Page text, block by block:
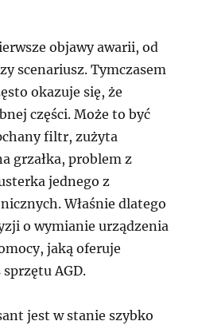
objawy awarii, od
scenariusz. Tymczasem
okazuje się, że
części. Może to być
filtr, zużyta
grzałka, problem z
jednego z
Właśnie dlatego
o wymianie urządzenia
jaką oferuje
AGD.
jest w stanie szybko